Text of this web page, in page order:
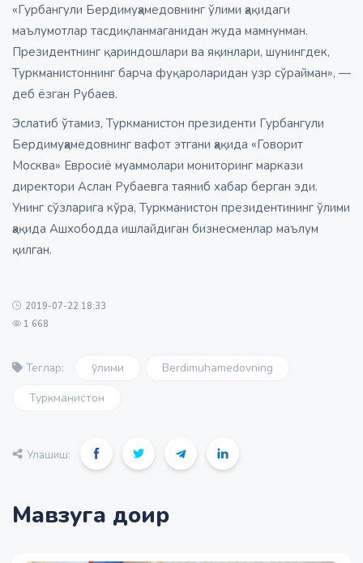
«Гурбангули Бердимуҳамедовнинг ўлими ҳақидаги
маълумотлар тасдиқланмаганидан жуда мамнунман.
Президентнинг қариндошлари ва яқинлари, шунингдек,
Туркманистоннинг барча фуқароларидан узр сўрайман», —
деб ёзган Рубаев.
Эслатиб ўтамиз, Туркманистон президенти Гурбангули
Бердимуҳамедовнинг вафот этгани ҳақида «Говорит
Москва» Евросиё муаммолари мониторинг маркази
директори Аслан Рубаевга таяниб хабар берган эди.
Унинг сўзларига кўра, Туркманистон президентининг ўлими
ҳақида Ашхободда ишлайдиган бизнесменлар маълум
қилган.
2019-07-22 18:33
1 668
Теглар: ўлими
Berdimuhamedovning
Туркманистон
Улашиш:
Мавзуга доир